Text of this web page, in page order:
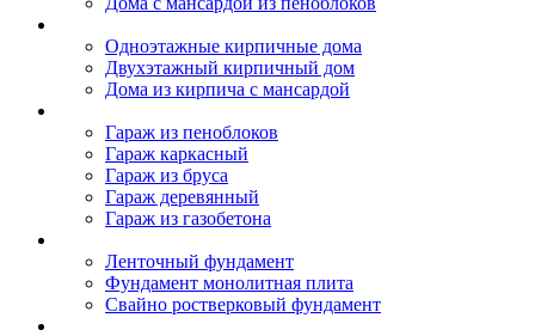
Одноэтажные кирпичные дома
Двухэтажный кирпичный дом
Дома из кирпича с мансардой
Гараж из пеноблоков
Гараж каркасный
Гараж из бруса
Гараж деревянный
Гараж из газобетона
Ленточный фундамент
Фундамент монолитная плита
Свайно ростверковый фундамент